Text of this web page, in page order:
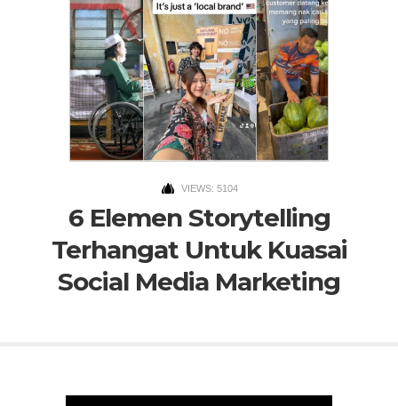
VIEWS: 5104
6 Elemen Storytelling
Terhangat Untuk Kuasai
Social Media Marketing